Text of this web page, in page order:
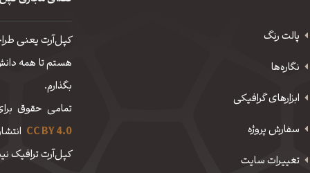
پالت رنگ
نگاره‌ها
ابزارهای گرافیکی
سفارش پروژه
تغییرات سایت
کپل‌آرت یعنی
هستم تا همه
بگذارم.
تمامی حقوق
CC BY 4.0
کپل‌آرت ترافیک